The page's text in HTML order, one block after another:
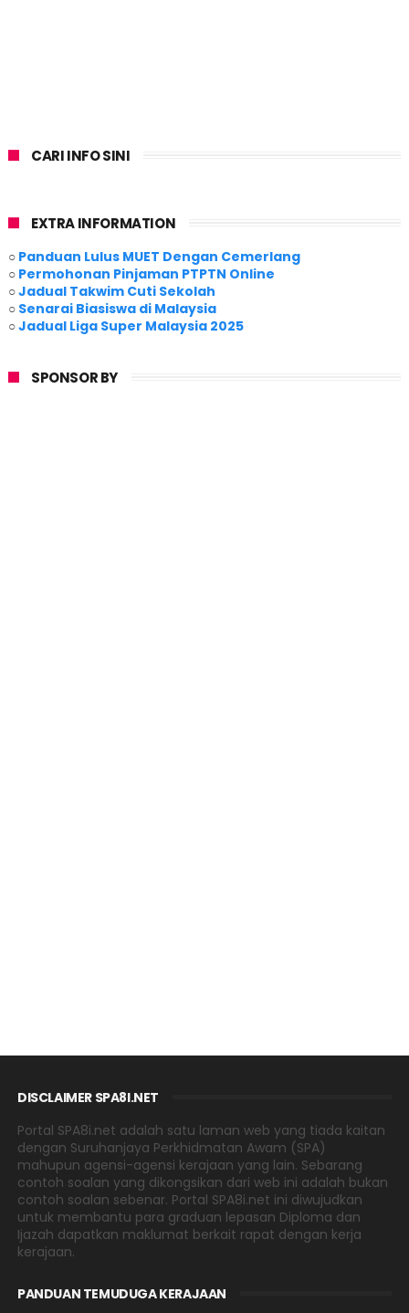
CARI INFO SINI
EXTRA INFORMATION
○ Panduan Lulus MUET Dengan Cemerlang
○ Permohonan Pinjaman PTPTN Online
○Jadual Takwim Cuti Sekolah
○ Senarai Biasiswa di Malaysia
○Jadual Liga Super Malaysia 2025
SPONSOR BY
DISCLAIMER SPA8I.NET
Portal SPA8i.net adalah satu laman web yang tiada kaitan
dengan Suruhanjaya Perkhidmatan Awam (SPA)
mahupun agensi-agensi kerajaan yang lain. Sebarang
contoh soalan yang dikongsikan dari web ini adalah bukan
contoh soalan sebenar. Portal SPA8i.net ini diwujudkan
untuk membantu para graduan lepasan Diploma dan
Ijazah dapatkan maklumat berkait rapat dengan kerja
kerajaan.
PANDUAN TEMUDUGA KERAJAAN